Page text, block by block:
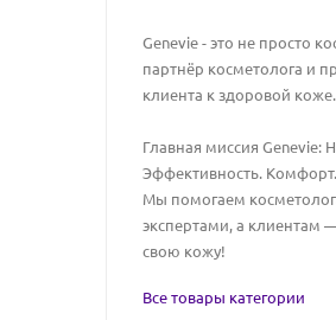
Genevie - это не просто
партнёр косметолога и
клиента к здоровой коже.
Главная миссия Genevie:
Эффективность. Комфорт.
Мы помогаем
экспертами, а клиентам
свою кожу!
Все товары категории